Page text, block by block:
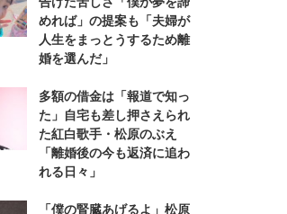
めれば」の提案も「夫婦が
人生をまっとうするため離
婚を選んだ」
多額の借金は「報道で知っ
た」自宅も差し押さえられ
た紅白歌手・松原のぶえ
「離婚後の今も返済に追わ
れる日々」
「僕の腎臓あげるよ」松原